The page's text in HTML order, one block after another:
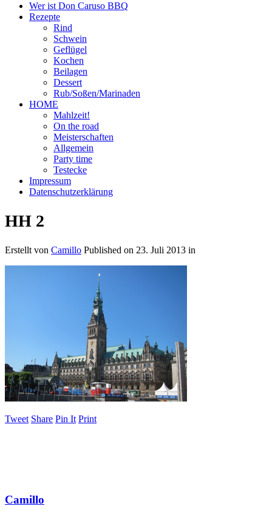
Wer ist Don Caruso BBQ
Rezepte
Rind
Schwein
Geflügel
Kochen
Beilagen
Dessert
Rub/Soßen/Marinaden
HOME
Mahlzeit!
On the road
Meisterschaften
Allgemein
Party time
Testecke
Impressum
Datenschutzerklärung
HH 2
Erstellt von Camillo Published on 23. Juli 2013 in
Tweet Share Pin It Print
Camillo